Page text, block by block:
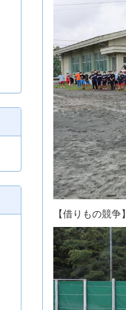
【借りもの競争】